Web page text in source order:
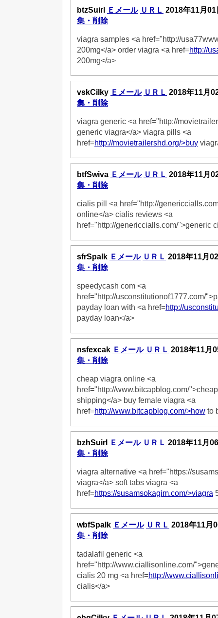
btzSuirl Ｅメール ＵＲＬ 2018年11月
集・削除
viagra samples <a href="http://
200mg</a> order viagra <a href=http://
200mg</a>
vskCilky Ｅメール ＵＲＬ 2018年11月
集・削除
viagra generic <a href="http://
generic viagra</a> viagra pills <a
href=http://movietrailershd.org/>buy
btfSwiva Ｅメール ＵＲＬ 2018年11月
集・削除
cialis pill <a href="http://
online</a> cialis reviews <a
href="http://genericcialls.com/">generic
sfrSpalk Ｅメール ＵＲＬ 2018年11月
集・削除
speedycash com <a
href="http://usconstitutionof1777.com/
payday loan with <a href=http://
payday loan</a>
nsfexcak Ｅメール ＵＲＬ 2018年11月
集・削除
cheap viagra online <a
href="http://www.bitcapblog.com/
shipping</a> buy female viagra <a
href=http://www.bitcapblog.com/>how to
bzhSuirl Ｅメール ＵＲＬ 2018年11月
集・削除
viagra alternative <a href="https://
viagra</a> soft tabs viagra <a
href=https://susamsokagim.com/>viagra
wbfSpalk Ｅメール ＵＲＬ 2018年11月
集・削除
tadalafil generic <a
href="http://www.ciallisonline.com/
cialis 20 mg <a href=http://
cialis</a>